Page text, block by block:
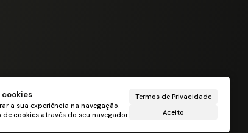
a sua experiência na navegação.
cookies através do seu navegador.
Termos de Privacidade
Aceito